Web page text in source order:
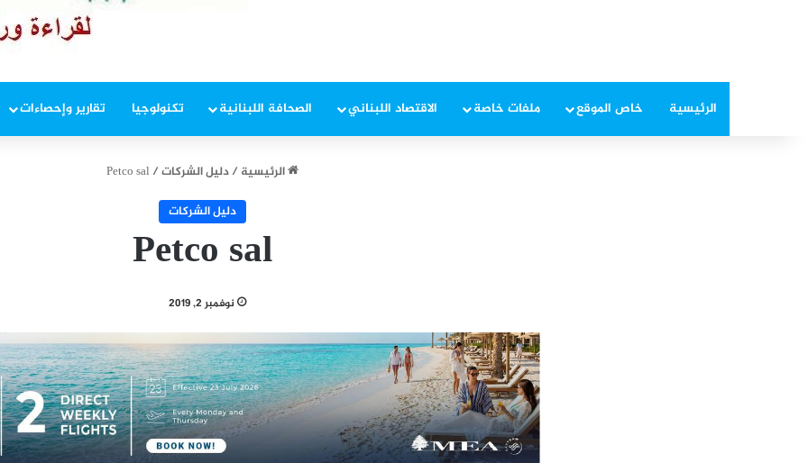
الرئيسية خاص الموقع ملفات خاصة الاقتصاد اللبناني الصحافة اللبنانية تكنولوجيا تقارير وإحصاءات
الرئيسية / دليل الشركات/
Petco sal
دليل الشركات
Petco sal
نوفمبر 2, 2019